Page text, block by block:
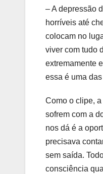
– A depressão
horríveis até
colocam no
viver com tudo
extremamente
essa é uma
Como o clipe,
sofrem com a
nos dá é a
precisava
sem saída.
consciência